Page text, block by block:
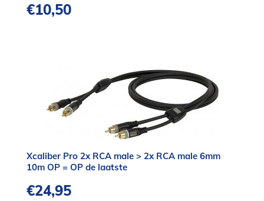
€10,50
Xcaliber Pro 2x RCA male > 2x RCA male 6mm
10m OP = OP de laatste
€24,95